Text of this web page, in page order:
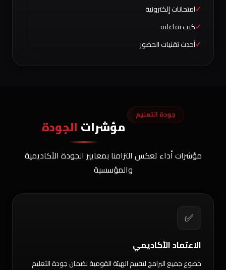
امتحانات إلكترونية
كتب تفاعلية
أحدث تقنيات الحضور
جودة التعليم
مؤشرات الجودة
مؤشرات أداء تعكس التزامنا بمعايير الجودة الأكاديمية
والمؤسسية
✅
الاعتماد الأكاديمي
خضوع جميع البرامج لتقييم الهيئة القومية لضمان جودة التعليم